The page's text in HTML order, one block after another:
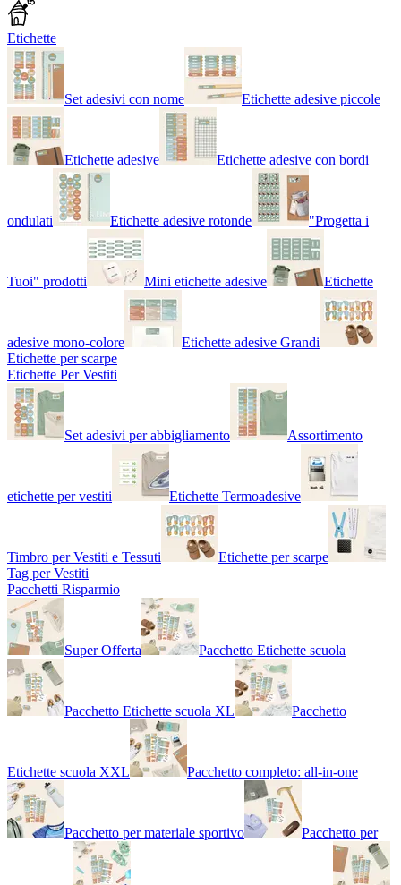
Etichette
Set adesivi con nome Etichette adesive piccole
Etichette adesive Etichette adesive con bordi
ondulati Etichette adesive rotonde "Progetta i
Tuoi" prodotti Mini etichette adesive Etichette
adesive mono-colore
Etichette adesive Grandi
Etichette per scarpe
Etichette Per Vestiti
Set adesivi per abbigliamento Assortimento
etichette per vestiti Etichette Termoadesive
Timbro per Vestiti e Tessuti
Etichette per scarpe
Tag per Vestiti
Pacchetti Risparmio
Super Offerta Pacchetto Etichette scuola
Pacchetto Etichette scuola XL Pacchetto
Etichette scuola XXL Pacchetto completo: all-in-one
Pacchetto per materiale sportivo Pacchetto per